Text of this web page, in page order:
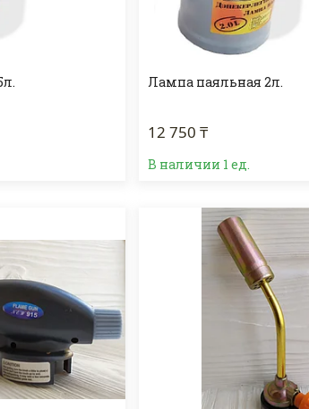
Лампа паяльная 2л.
12 750 ₸
В наличии 1 ед.